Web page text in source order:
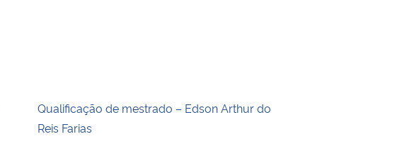
Qualificação de mestrado – Edson Arthur do
Reis Farias